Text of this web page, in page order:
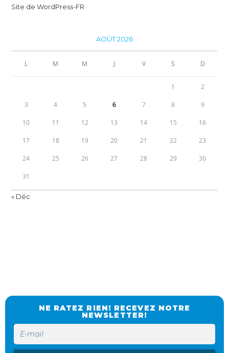
Site de WordPress-FR
AOÛT 2026
L M M J V S D
1 2
3 4 5 6 7 8 9
10 11 12 13 14 15 16
17 18 19 20 21 22 23
24 25 26 27 28 29 30
31
« Déc
NE RATEZ RIEN! RECEVEZ NOTRE
NEWSLETTER!